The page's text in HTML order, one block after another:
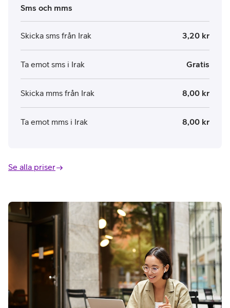
Sms och mms
Skicka sms från Irak 3,20 kr
Ta emot sms i Irak Gratis
Skicka mms från Irak 8,00 kr
Ta emot mms i Irak 8,00 kr
Se alla priser